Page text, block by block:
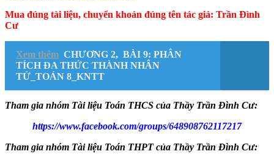
Mua đúng tài liệu, chuyển khoản đúng tên tác giả: Trần Đình
Cư
Xem thêm CHƯƠNG 2, BÀI 9: PHÂN
TÍCH ĐA THỨC THÀNH NHÂN
TỬ_TOÁN 8_KNTT
Tham gia nhóm Tài liệu Toán THCS của Thầy Trần Đình Cư:
https://www.facebook.com/groups/648908762117217
Tham gia nhóm Tài liệu Toán THPT của Thầy Trần Đình Cư: